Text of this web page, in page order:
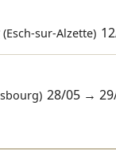
(Esch-sur-Alzette)
28/05 →